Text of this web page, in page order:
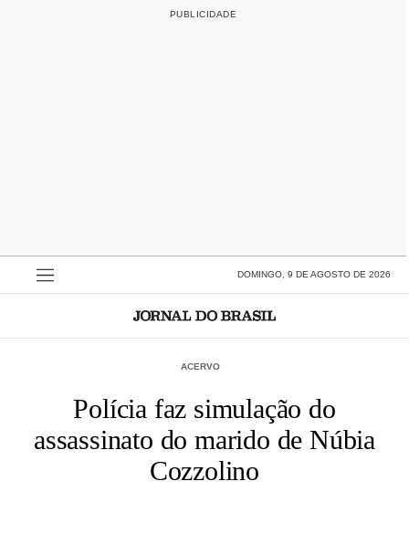
DOMINGO, 9 DE AGOSTO DE 2026
ACERVO
Polícia faz simulação do
assassinato do marido de Núbia
Cozzolino